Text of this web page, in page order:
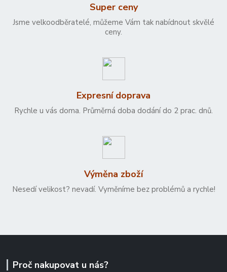
Super ceny
Jsme velkoodběratelé, můžeme Vám tak nabídnout skvělé
ceny.
Expresní doprava
Rychle u vás doma. Průměrná doba dodání do 2 prac. dnů.
Výměna zboží
Nesedí velikost? nevadí. Vyměníme bez problémů a rychle!
Proč nakupovat u nás?